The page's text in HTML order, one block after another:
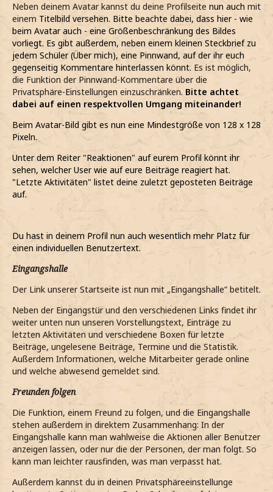
Neben deinem Avatar kannst du deine Profilseite nun auch mit
einem Titelbild versehen. Bitte beachte dabei, dass hier - wie
beim Avatar auch - eine Größenbeschränkung des Bildes
vorliegt. Es gibt außerdem, neben einem kleinen Steckbrief zu
jedem Schüler (Über mich), eine Pinnwand, auf der ihr euch
gegenseitig Kommentare hinterlassen könnt. Es ist möglich,
die Funktion der Pinnwand-Kommentare über die
Privatsphäre-Einstellungen einzuschränken. Bitte achtet
dabei auf einen respektvollen Umgang miteinander!
Beim Avatar-Bild gibt es nun eine Mindestgröße von 128 x 128
Pixeln.
Unter dem Reiter "Reaktionen" auf eurem Profil könnt ihr
sehen, welcher User wie auf eure Beiträge reagiert hat.
"Letzte Aktivitäten" listet deine zuletzt geposteten Beiträge
auf.
Du hast in deinem Profil nun auch wesentlich mehr Platz für
einen individuellen Benutzertext.
Eingangshalle
Der Link unserer Startseite ist nun mit „Eingangshalle“ betitelt.
Neben der Eingangstür und den verschiedenen Links findet ihr
weiter unten nun unseren Vorstellungstext, Einträge zu
letzten Aktivitäten und verschiedene Boxen für letzte
Beiträge, ungelesene Beiträge, Termine und die Statistik.
Außerdem Informationen, welche Mitarbeiter gerade online
und welche abwesend gemeldet sind.
Freunden folgen
Die Funktion, einem Freund zu folgen, und die Eingangshalle
stehen außerdem in direktem Zusammenhang: In der
Eingangshalle kann man wahlweise die Aktionen aller Benutzer
anzeigen lassen, oder nur die der Personen, der man folgt. So
kann man leichter rausfinden, was man verpasst hat.
Außerdem kannst du in deinen Privatsphäreeinstellunge